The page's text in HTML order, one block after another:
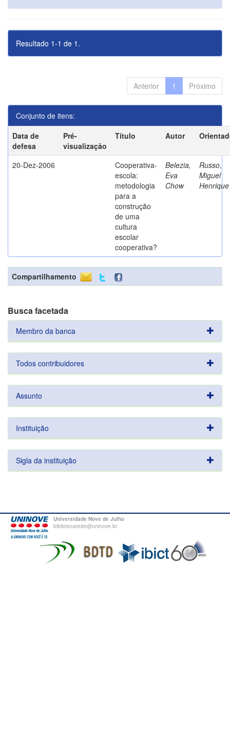
Resultado 1-1 de 1.
Anterior 1 Próximo
Conjunto de itens:
Data de
defesa
Pré-
visualização
Título Autor
20-Dez-2006
Cooperativa-
escola:
metodologia
para a
construção
de uma
cultura
escolar
cooperativa?
Belezia,
Eva
Chow
Russo,
Miguel
Henrique
Compartilhamento
Busca facetada
Membro da banca
Todos contribuidores
Assunto
Instituição
Sigla da instituição
Universidade Nove de Julho
bibliotecatede@uninove.br